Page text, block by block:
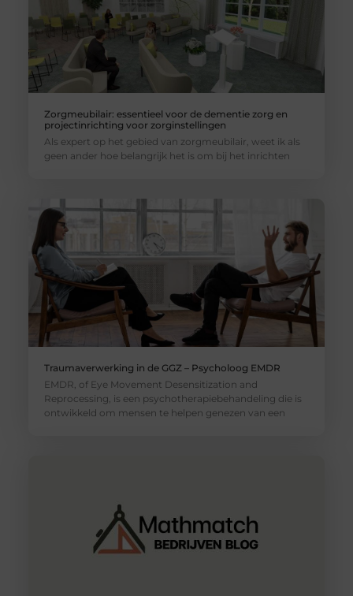
Zorgmeubilair: essentieel voor de dementie zorg en
projectinrichting voor zorginstellingen
Als expert op het gebied van zorgmeubilair, weet ik als
geen ander hoe belangrijk het is om bij het inrichten
Traumaverwerking in de GGZ – Psycholoog EMDR
EMDR, of Eye Movement Desensitization and
Reprocessing, is een psychotherapiebehandeling die is
ontwikkeld om mensen te helpen genezen van een